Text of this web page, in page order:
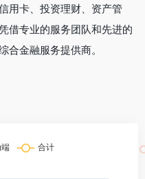
用卡、投资理财、资产管
借专业的服务团队和先进的
合金融服务提供商。